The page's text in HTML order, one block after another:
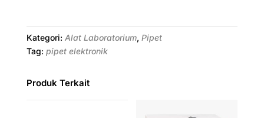
Kategori: Alat Laboratorium, Pipet
Tag: pipet elektronik
Produk Terkait